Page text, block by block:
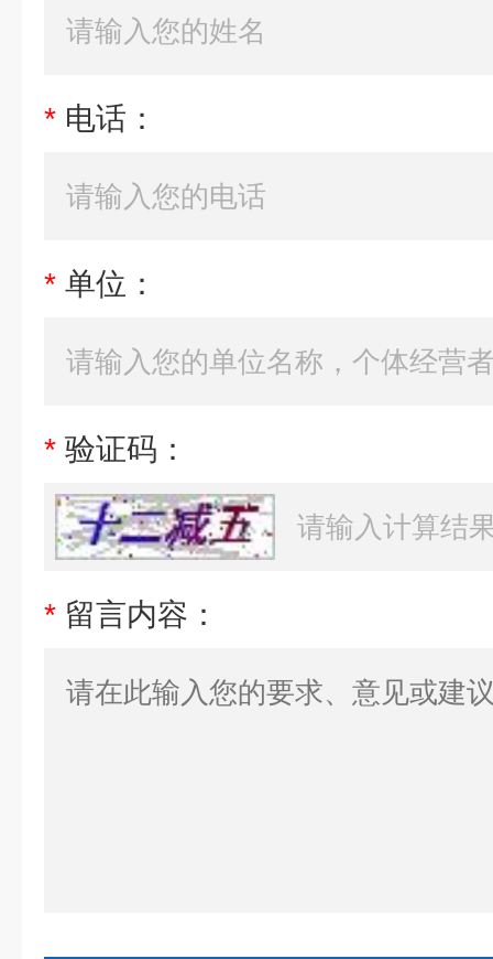
* 电话：
* 单位：
* 验证码：
* 留言内容：